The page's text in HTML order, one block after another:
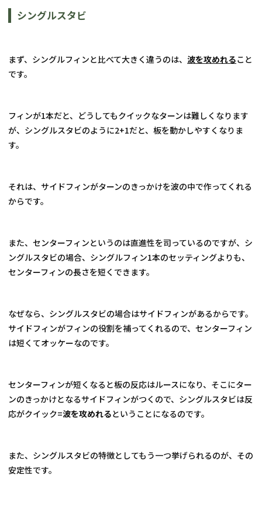
シングルスタビ
まず、シングルフィンと比べて大きく違うのは、 波を攻めれること
です。
フィンが1本だと、どうしてもクイックなターンは難しくなります
が、シングルスタビのように2+1だと、板を動かしやすくなりま
す。
それは、サイドフィンがターンのきっかけを波の中で作ってくれる
からです。
また、センターフィンというのは直進性を司っているのですが、シ
ングルスタビの場合、シングルフィン1本のセッティングよりも、
センターフィンの長さを短くできます。
なぜなら、シングルスタビの場合はサイドフィンがあるからです。
サイドフィンがフィンの役割を補ってくれるので、センターフィン
は短くてオッケーなのです。
センターフィンが短くなると板の反応はルースになり、そこにター
ンのきっかけとなるサイドフィンがつくので、シングルスタビは反
応がクイック=波を攻めれるということになるのです。
また、シングルスタビの特徴としてもう一つ挙げられるのが、その
安定性です。